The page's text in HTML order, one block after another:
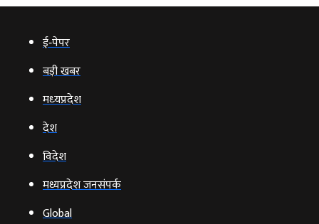
ई‑पेपर
बड़ी खबर
मध्‍यप्रदेश
देश
विदेश
मध्यप्रदेश जनसंपर्क
Global